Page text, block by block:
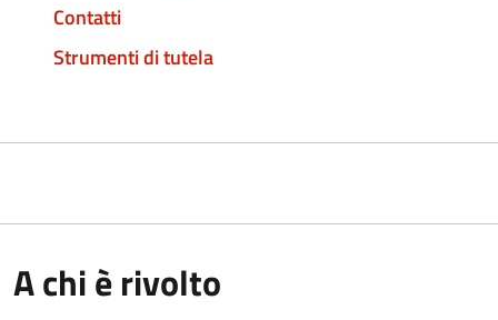
Contatti
Strumenti di tutela
A chi è rivolto